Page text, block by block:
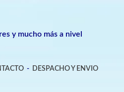
y mucho más a nivel
- DESPACHO Y ENVIO